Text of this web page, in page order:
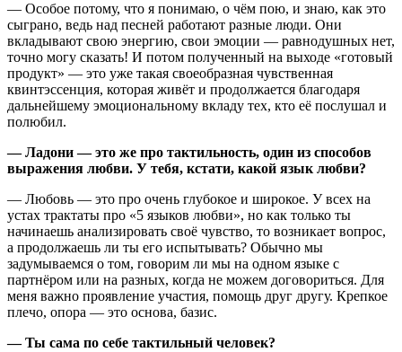
— Особое потому, что я понимаю, о чём пою, и знаю, как это
сыграно, ведь над песней работают разные люди. Они
вкладывают свою энергию, свои эмоции — равнодушных нет,
точно могу сказать! И потом полученный на выходе «готовый
продукт» — это уже такая своеобразная чувственная
квинтэссенция, которая живёт и продолжается благодаря
дальнейшему эмоциональному вкладу тех, кто её послушал и
полюбил.
— Ладони — это же про тактильность, один из способов
выражения любви. У тебя, кстати, какой язык любви?
— Любовь — это про очень глубокое и широкое. У всех на
устах трактаты про «5 языков любви», но как только ты
начинаешь анализировать своё чувство, то возникает вопрос,
а продолжаешь ли ты его испытывать? Обычно мы
задумываемся о том, говорим ли мы на одном языке с
партнёром или на разных, когда не можем договориться. Для
меня важно проявление участия, помощь друг другу. Крепкое
плечо, опора — это основа, базис.
— Ты сама по себе тактильный человек?